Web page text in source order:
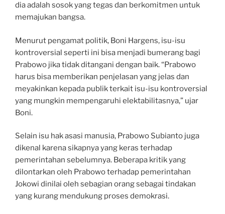
dia adalah sosok yang tegas dan berkomitmen untuk
memajukan bangsa.
Menurut pengamat politik, Boni Hargens, isu-isu
kontroversial seperti ini bisa menjadi bumerang bagi
Prabowo jika tidak ditangani dengan baik. “Prabowo
harus bisa memberikan penjelasan yang jelas dan
meyakinkan kepada publik terkait isu-isu kontroversial
yang mungkin mempengaruhi elektabilitasnya,” ujar
Boni.
Selain isu hak asasi manusia, Prabowo Subianto juga
dikenal karena sikapnya yang keras terhadap
pemerintahan sebelumnya. Beberapa kritik yang
dilontarkan oleh Prabowo terhadap pemerintahan
Jokowi dinilai oleh sebagian orang sebagai tindakan
yang kurang mendukung proses demokrasi.